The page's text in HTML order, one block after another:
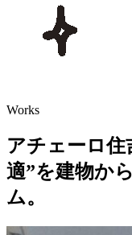
Works
アチェーロ住
適”を建物か
ム。